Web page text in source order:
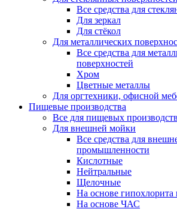
Все средства для
Для зеркал
Для стёкол
Для металлических
Все средства для
поверхностей
Хром
Цветные металлы
Для оргтехники, офисной
Пищевые производства
Все для пищевых производств
Для внешней мойки
Все средства для
промышленности
Кислотные
Нейтральные
Щелочные
На основе гипохлорита
На основе ЧАС